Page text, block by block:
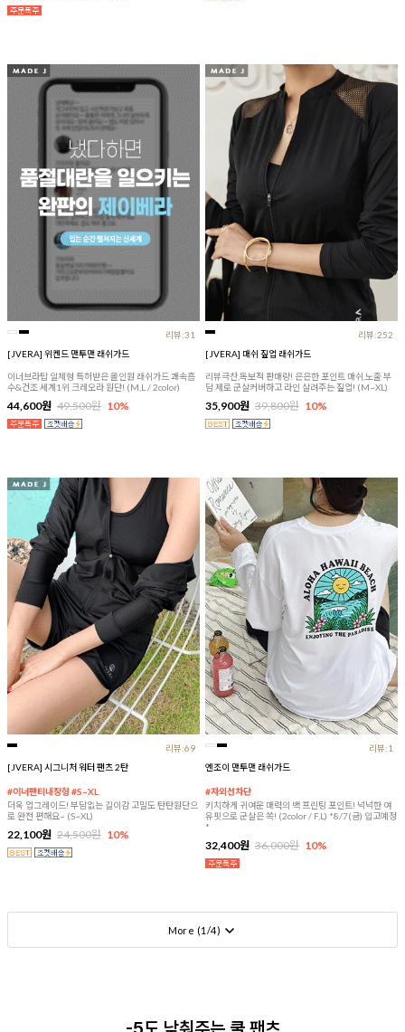
리뷰:31
[JVERA] 위켄드 맨투맨 래쉬가드
이너브라탑 일체형 특허받은 올인원 래쉬가드 쾌속흡
수&건조 세계1위 크레오라 원단! (M,L / 2color)
44,600원 49,500원 10%
리뷰:252
[JVERA] 매쉬 짚업 래쉬가드
리뷰극찬,독보적 판매량! 은은한 포인트 매쉬,노출 부
담 제로 군살커버하고 라인 살려주는 짚업! (M~XL)
35,900원 39,800원 10%
리뷰:69
[JVERA] 시그니처 워터 팬츠 2탄
#이너팬티내장형 #S~XL
더욱 업그레이드! 부담없는 길이감 고밀도 탄탄원단으
로 완전 편해요~ (S~XL)
22,100원 24,500원 10%
리뷰:1
엔조이 맨투맨 래쉬가드
#자외선차단
키치하게 귀여운 매력의 백 프린팅 포인트! 넉넉한 여
유핏으로 군살은 쏙! (2color / F,L) *8/7(금) 입고예정
*
32,400원 36,000원 10%
More (1 /4)